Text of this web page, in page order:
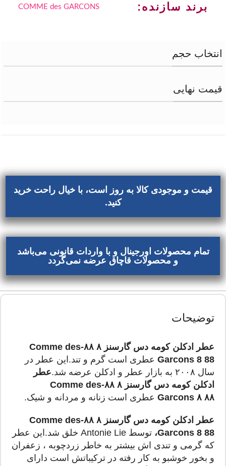
برند سازنده: COMME des GARCONS
انتخاب حجم
قیمت نهایی
قیمت و موجودی کالا به روز است، با خیال راحت خرید
کنید.
تمام محصولات اورجینال و با واردات قانونی می‌باشد
و محصولات قاچاق عرضه نمی‌گردد
توضیحات
عطر ادکلن کومه دس گارسنز ۸ ۸۸-Comme des
Garcons 8 88 عطری است گرم و تند.این عطر در
سال ۲۰۰۸ به بازار عطر و ادکلن عرضه شد.
عطر
ادکلن کومه دس گارسنز ۸ ۸۸-Comme des
Garcons ۸ ۸۸ عطری است زنانه و مردانه و شیک.
عطر ادکلن کومه دس گارسنز ۸ ۸۸-Comme des
Garcons 8 88،
توسط Antonie Lie خلق شد.این عطر
که گرمی و تندی اش بیشتر به خاطر زردچوبه ، زعفران
و بخور خوشبو به کار رفته در ترکیباتش است دارای